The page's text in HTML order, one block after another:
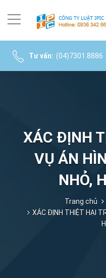
Tư vấn: (04)7301.8886
XÁC ĐỊNH
VỤ ÁN
NHỎ,
Trang chủ
XÁC ĐỊNH THIỆT HẠI